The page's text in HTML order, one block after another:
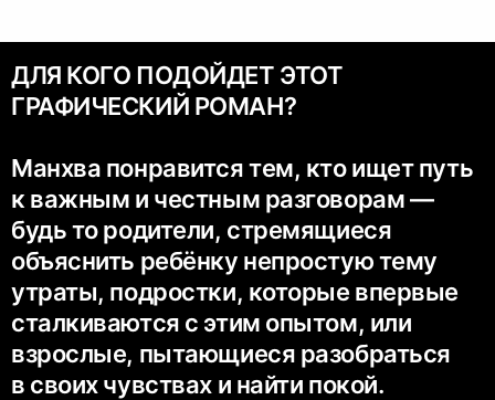
ДЛЯ КОГО ПОДОЙДЕТ ЭТОТ
ГРАФИЧЕСКИЙ РОМАН?
Манхва понравится тем, кто ищет путь
к важным и честным разговорам —
будь то родители, стремящиеся
объяснить ребёнку непростую тему
утраты, подростки, которые впервые
сталкиваются с этим опытом, или
взрослые, пытающиеся разобраться
в своих чувствах и найти покой.